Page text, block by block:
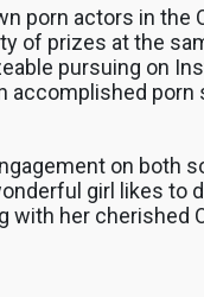
porn actors in the
of prizes at the
pursuing on
accomplished porn
on both
girl likes to
with her cherished